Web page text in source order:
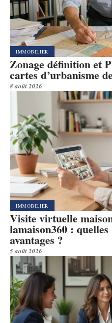
IMMOBILIER
Zonage définition et
cartes d’urbanisme
8 août 2026
IMMOBILIER
Visite virtuelle
lamaison360 :
avantages ?
5 août 2026